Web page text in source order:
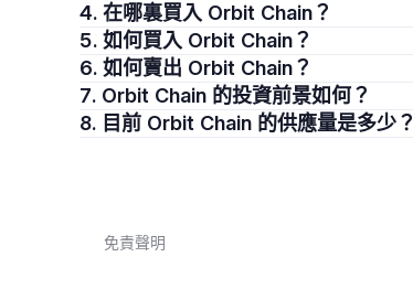
4. 在哪裏買入 Orbit Chain？
5. 如何買入 Orbit Chain？
6. 如何賣出 Orbit Chain？
7. Orbit Chain 的投資前景如何？
8. 目前 Orbit Chain 的供應量是多少？
免責聲明